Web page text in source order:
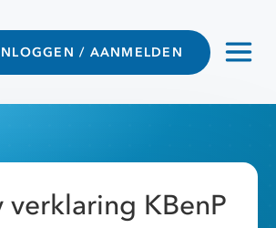
/ AANMELDEN
verklaring KBenP